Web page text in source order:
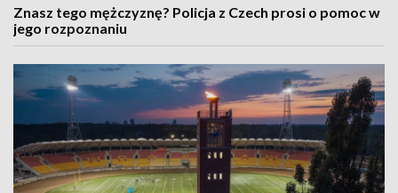
Znasz tego mężczyznę? Policja z Czech prosi o pomoc w
jego rozpoznaniu